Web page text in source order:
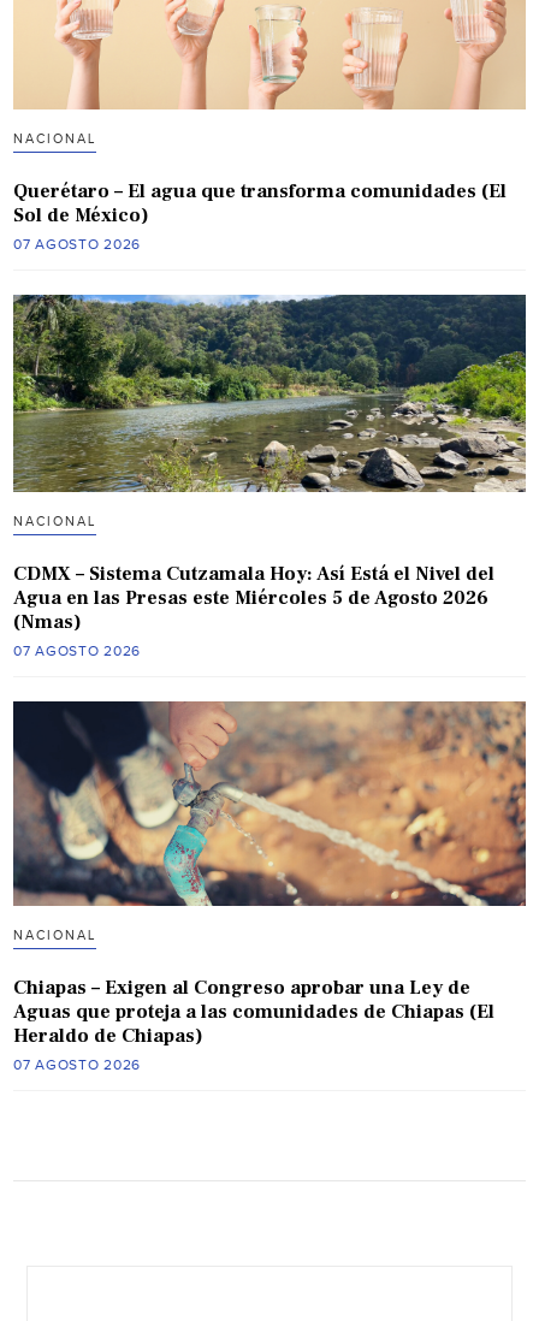
NACIONAL
Querétaro – El agua que transforma comunidades (El
Sol de México)
07 AGOSTO 2026
NACIONAL
CDMX – Sistema Cutzamala Hoy: Así Está el Nivel del
Agua en las Presas este Miércoles 5 de Agosto 2026
(Nmas)
07 AGOSTO 2026
NACIONAL
Chiapas – Exigen al Congreso aprobar una Ley de
Aguas que proteja a las comunidades de Chiapas (El
Heraldo de Chiapas)
07 AGOSTO 2026